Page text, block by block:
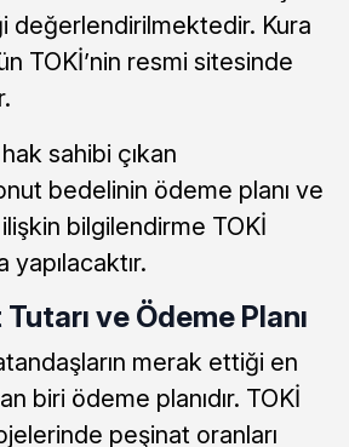
değerlendirilmektedir. Kura
TOKİ’nin resmi sitesinde
sahibi çıkan
bedelinin ödeme planı ve
bilgilendirme TOKİ
yapılacaktır.
ve Ödeme Planı
merak ettiği en
biri ödeme planıdır. TOKİ
peşinat oranları